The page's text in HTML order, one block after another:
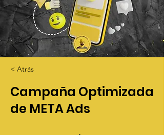
< Atrás
Campaña Optimizada
de META Ads